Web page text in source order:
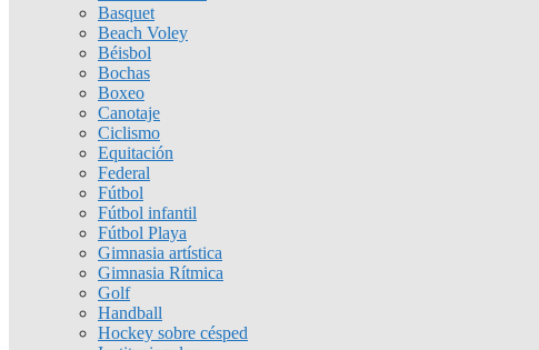
Basquet
Beach Voley
Béisbol
Bochas
Boxeo
Canotaje
Ciclismo
Equitación
Federal
Fútbol
Fútbol infantil
Fútbol Playa
Gimnasia artística
Gimnasia Rítmica
Golf
Handball
Hockey sobre césped